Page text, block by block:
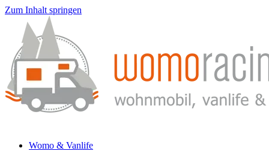
Zum Inhalt springen
Womo & Vanlife